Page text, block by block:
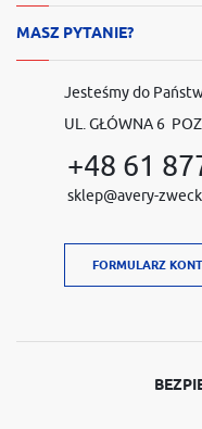
MASZ PYTANIE?
Jesteśmy do
UL. GŁÓWNA 6
+48 61
sklep@avery-
FORMULARZ